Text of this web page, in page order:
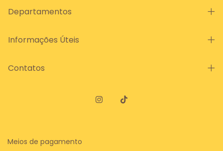
Departamentos
Informações Úteis
Contatos
Meios de pagamento